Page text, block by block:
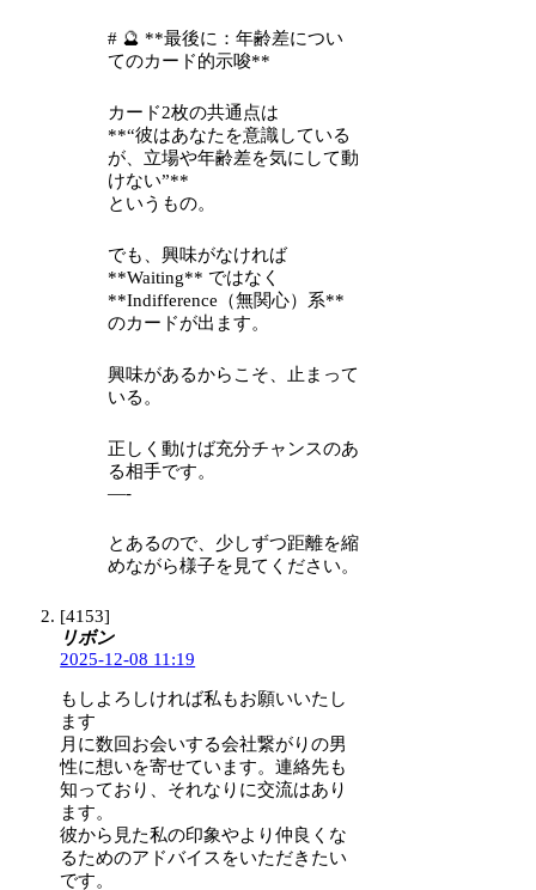
# 🔮 **最後に：年齢差につい
てのカード的示唆**
カード2枚の共通点は
**“彼はあなたを意識している
が、立場や年齢差を気にして動
けない”**
というもの。
でも、興味がなければ
**Waiting** ではなく
**Indifference（無関心）系**
のカードが出ます。
興味があるからこそ、止まって
いる。
正しく動けば充分チャンスのあ
る相手です。
—-
とあるので、少しずつ距離を縮
めながら様子を見てください。
[4153]
リボン
2025-12-08 11:19
もしよろしければ私もお願いいたし
ます
月に数回お会いする会社繋がりの男
性に想いを寄せています。連絡先も
知っており、それなりに交流はあり
ます。
彼から見た私の印象やより仲良くな
るためのアドバイスをいただきたい
です。